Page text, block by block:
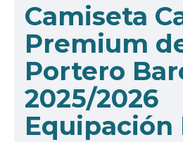
Camiseta
Premium
Portero
2025/2026
Equipación